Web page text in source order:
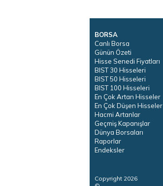
BORSA
Canlı Borsa
Günün Özeti
Hisse Senedi Fiyatları
BIST 30 Hisseleri
BIST 50 Hisseleri
BIST 100 Hisseleri
En Çok Artan Hisseler
En Çok Düşen Hisseler
Hacmi Artanlar
Geçmiş Kapanışlar
Dünya Borsaları
Raporlar
Endeksler
Copyright 2026